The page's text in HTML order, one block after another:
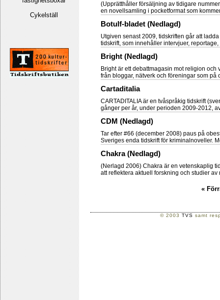
(Upprätthåller försäljning av tidigare
en novellsamling i pocketformat som
Botulf-bladet (Nedlagd)
Utgiven senast 2009, tidskriften går att
tidskrift, som innehåller intervjuer,
Bright (Nedlagd)
Bright är ett debattmagasin mot religion
från bloggar, nätverk och föreningar som på
Cartaditalia
CARTADITALIA är en tvåspråkig tidskrift
gånger per år, under perioden 2009-2012,
CDM (Nedlagd)
Tar efter #66 (december 2008) paus på
Sveriges enda tidskrift för kriminalnoveller.
Chakra (Nedlagd)
(Nerlagd 2006) Chakra är en vetenskaplig
att reflektera aktuell forskning och studier
«
© 2003 TVS samt
Cykelställ